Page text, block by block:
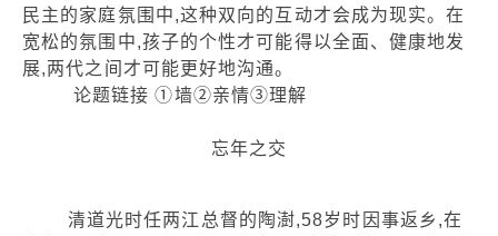
民主的家庭氛围中,这种双向的互动才会成为现实。在
宽松的氛围中,孩子的个性才可能得以全面、健康地发
展,两代之间才可能更好地沟通。
论题链接 ①墙②亲情③理解
忘年之交
清道光时任两江总督的陶澍,58岁时因事返乡,在